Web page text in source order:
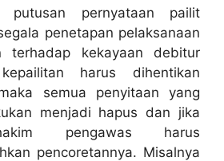
putusan pernyataan pailit
penetapan pelaksanaan
terhadap kekayaan debitur
harus dihentikan
semua penyitaan yang
menjadi hapus dan jika
pengawas harus
pencoretannya. Misalnya